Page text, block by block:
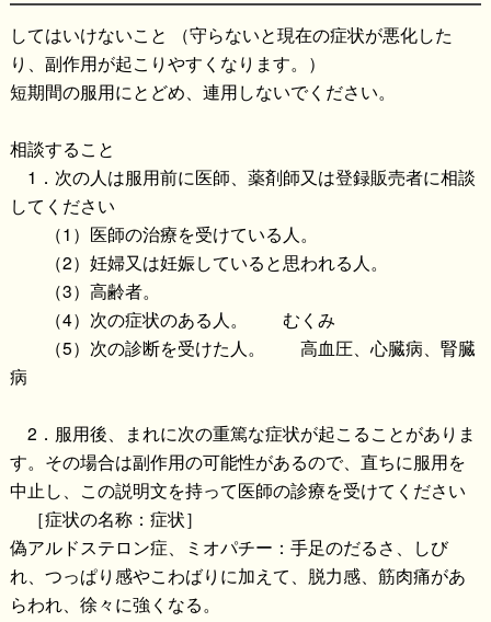
してはいけないこと （守らないと現在の症状が悪化した
り、副作用が起こりやすくなります。）
短期間の服用にとどめ、連用しないでください。
相談すること
1．次の人は服用前に医師、薬剤師又は登録販売者に相談
してください
（1）医師の治療を受けている人。
（2）妊婦又は妊娠していると思われる人。
（3）高齢者。
（4）次の症状のある人。 むくみ
（5）次の診断を受けた人。 高血圧、心臓病、腎臓
病
2．服用後、まれに次の重篤な症状が起こることがありま
す。その場合は副作用の可能性があるので、直ちに服用を
中止し、この説明文を持って医師の診療を受けてください
［症状の名称：症状］
偽アルドステロン症、ミオパチー：手足のだるさ、しび
れ、つっぱり感やこわばりに加えて、脱力感、筋肉痛があ
らわれ、徐々に強くなる。